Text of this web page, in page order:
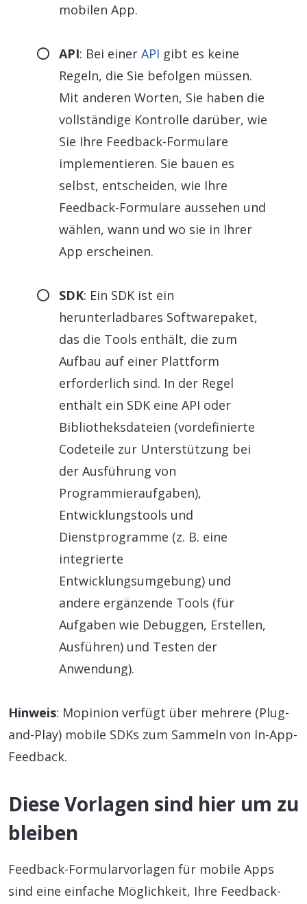
mobilen App.
API: Bei einerAPI gibt es keine
Regeln, die Sie befolgen müssen.
Mit anderen Worten, Sie haben die
vollständige Kontrolle darüber, wie
Sie Ihre Feedback-Formulare
implementieren. Sie bauen es
selbst, entscheiden, wie Ihre
Feedback-Formulare aussehen und
wählen, wann und wo sie in Ihrer
App erscheinen.
SDK: Ein SDK ist ein
herunterladbares Softwarepaket,
das die Tools enthält, die zum
Aufbau auf einer Plattform
erforderlich sind. In der Regel
enthält ein SDK eine API oder
Bibliotheksdateien (vordefinierte
Codeteile zur Unterstützung bei
der Ausführung von
Programmieraufgaben),
Entwicklungstools und
Dienstprogramme (z. B. eine
integrierte
Entwicklungsumgebung) und
andere ergänzende Tools (für
Aufgaben wie Debuggen, Erstellen,
Ausführen) und Testen der
Anwendung).
Hinweis: Mopinion verfügt über mehrere (Plug-
and-Play) mobile SDKs zum Sammeln von In-App-
Feedback.
Diese Vorlagen sind hier um zu
bleiben
Feedback-Formularvorlagen für mobile Apps
sind eine einfache Möglichkeit, Ihre Feedback-